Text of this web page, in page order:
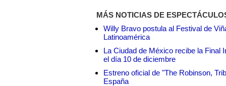
MÁS NOTICIAS DE
Willy Bravo postula al Festival de
Latinoamérica
La Ciudad de México recibe la Final
el día 10 de diciembre
Estreno oficial de "The Robinson,
España